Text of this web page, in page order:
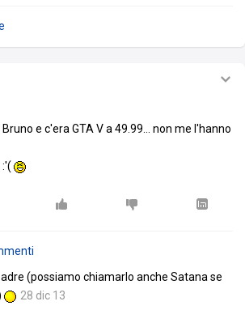
e c'era GTA V a 49.99... non me l'hanno
(possiamo chiamarlo anche Satana se
28 dic 13